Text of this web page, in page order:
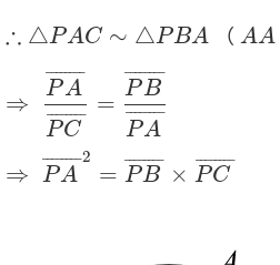
∴ △PAC ∼ △PBA
∴ △ PA C∼ P BA （ AA
A A
⇒
¯¯¯¯¯¯¯¯
PA
¯¯¯¯¯¯¯¯
PC
=
¯¯¯¯¯¯¯¯
PB
¯¯¯¯¯¯¯¯
PA
A¯P =PB¯
⇒ ¯¯¯¯¯¯¯¯
PA
2
= ¯¯¯¯¯¯¯¯
PB × ¯¯¯¯¯¯¯¯
PC
2=